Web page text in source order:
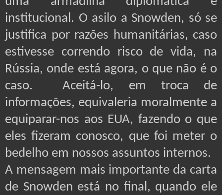
institucional. O asilo a Snowden, só se
justifica por razões humanitárias, caso
estivesse correndo risco de vida, na
Rússia, onde está agora, o que não é o
caso. Aceitá-lo, em troca de
informações, equivaleria moralmente a
equiparar-nos aos EUA, fazendo o que
eles fizeram conosco, que foi meter o
bedelho em nossos assuntos internos.
A mensagem mais importante da carta
de Snowden está no final, quando ele